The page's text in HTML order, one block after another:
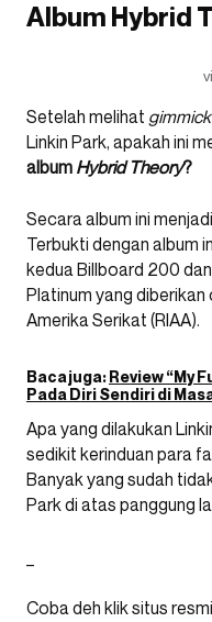
Album Hybrid
Setelah melihat gimmick
Linkin Park, apakah ini
album Hybrid Theory?
Secara album ini
Terbukti dengan album
kedua Billboard 200
Platinum yang
Amerika Serikat (RIAA).
Baca juga:Review “My
Pada Diri Sendiri di
Apa yang dilakukan
sedikit kerinduan para
Banyak yang sudah
Park di atas panggung
Coba deh klik situs resmi